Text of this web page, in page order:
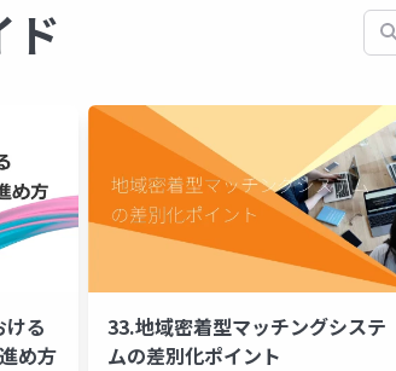
ド 検索
る
め方
33.地域密着型マッチングシステ
ムの差別化ポイント